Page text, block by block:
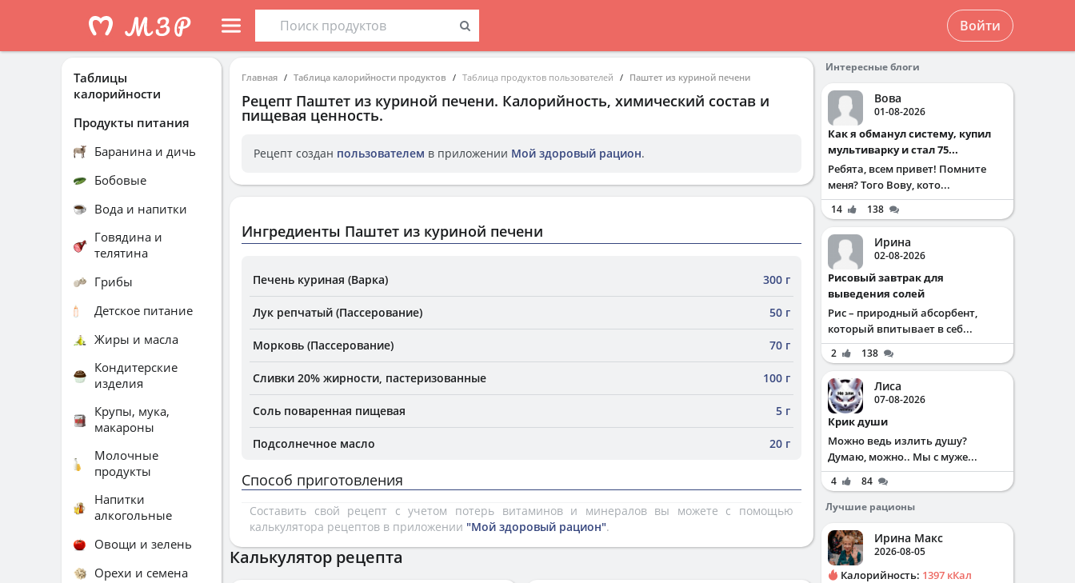
Войти
Главная Таблица калорийности продуктов Таблица продуктов пользователей Паштет из куриной печени
Рецепт Паштет из куриной печени. Калорийность, химический состав и
пищевая ценность.
Рецепт создан пользователем в приложении Мой здоровый рацион.
Ингредиенты Паштет из куриной печени
Печень куриная (Варка) 300 г
Лук репчатый (Пассерование) 50 г
Морковь (Пассерование) 70 г
Сливки 20% жирности, пастеризованные 100 г
Соль поваренная пищевая 5 г
Подсолнечное масло 20 г
Способ приготовления
Составить свой рецепт с учетом потерь витаминов и минералов вы можете с помощью
калькулятора рецептов в приложении "Мой здоровый рацион".
Калькулятор рецепта
Таблицы
калорийности
Продукты питания
Баранина и дичь
Бобовые
Вода и напитки
Говядина и
телятина
Грибы
Детское питание
Жиры и масла
Кондитерские
изделия
Крупы, мука,
макароны
Молочные
продукты
Напитки
алкогольные
Овощи и зелень
Орехи и семена
Интересные блоги
Вова
01-08-2026
Как я обманул систему, купил
мультиварку и стал 75...
Ребята, всем привет! Помните
меня? Того Вову, кото...
14 138
Ирина
02-08-2026
Рисовый завтрак для
выведения солей
Рис – природный абсорбент,
который впитывает в себ...
2 138
Лиса
07-08-2026
Крик души
Можно ведь излить душу?
Думаю, можно.. Мы с муже...
4
84
Лучшие рационы
Ирина Макс
2026-08-05
Калорийность: 1397 кКал